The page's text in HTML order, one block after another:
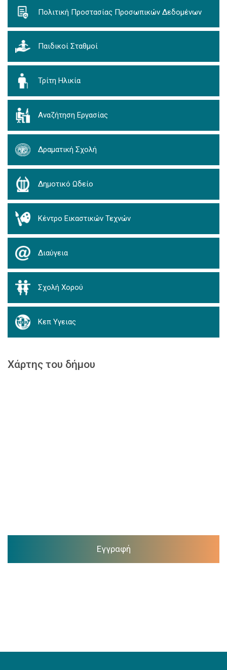
Πολιτική Προστασίας Προσωπικών Δεδομένων
Παιδικοί Σταθμοί
Τρίτη Ηλικία
Αναζήτηση Εργασίας
Δραματική Σχολή
Δημοτικό Ωδείο
Κέντρο Εικαστικών Τεχνών
Διαύγεια
Σχολή Χορού
Κεπ Υγειας
Χάρτης του δήμου
Εγγραφή